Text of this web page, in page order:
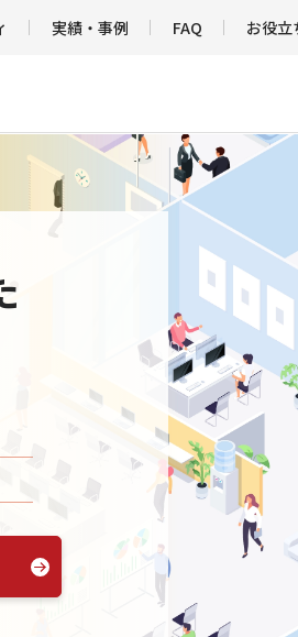
実績・事例 FAQ お役立